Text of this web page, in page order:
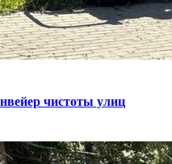
чистоты улиц